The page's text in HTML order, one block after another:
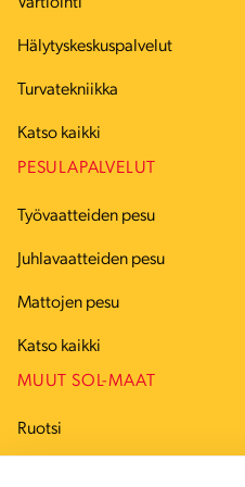
Hälytyskeskuspalvelut
Turvatekniikka
Katso kaikki
PESULAPALVELUT
Työvaatteiden pesu
Juhlavaatteiden pesu
Mattojen pesu
Katso kaikki
MUUT SOL-MAAT
Ruotsi